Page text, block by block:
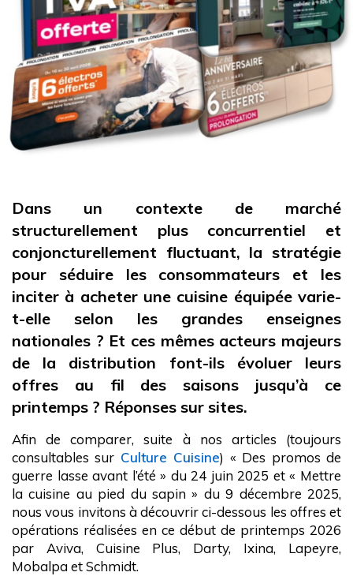
Dans un contexte de marché
structurellement plus concurrentiel et
conjoncturellement fluctuant, la stratégie
pour séduire les consommateurs et les
inciter à acheter une cuisine équipée varie-
t-elle selon les grandes enseignes
nationales ? Et ces mêmes acteurs majeurs
de la distribution font-ils évoluer leurs
offres au fil des saisons jusqu’à ce
printemps ? Réponses sur sites.
Afin de comparer, suite à nos articles (toujours
consultables sur Culture Cuisine) « Des promos de
guerre lasse avant l’été » du 24 juin 2025 et « Mettre
la cuisine au pied du sapin » du 9 décembre 2025,
nous vous invitons à découvrir ci-dessous les offres et
opérations réalisées en ce début de printemps 2026
par Aviva, Cuisine Plus, Darty, Ixina, Lapeyre,
Mobalpa et Schmidt.